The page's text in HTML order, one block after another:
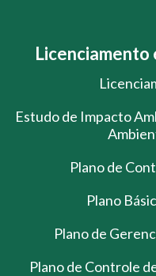
Licenciamento
Estudo de Impacto
Plano de
Plano
Plano de
Plano de Controle